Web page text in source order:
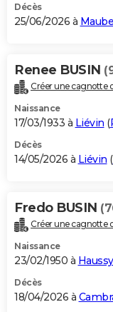
S'inscrire
Se connecter
Lycées
Collèges
Primaires
Universités
Entreprises
Service militaire
Avis de recherche
AVIS DE DÉCÈS
Bricolage
Lifestyle
Culture
Sport
Auto
Television
Voyage
Cinema
Décès
25/06/2026 à
Renee BUSIN
Créer une cagnotte
Naissance
17/03/1933 à Liévin (
Décès
14/05/2026 à Liévin (
Fredo BUSIN
Créer une cagnotte
Naissance
23/02/1950 à Haussy
Décès
18/04/2026 à